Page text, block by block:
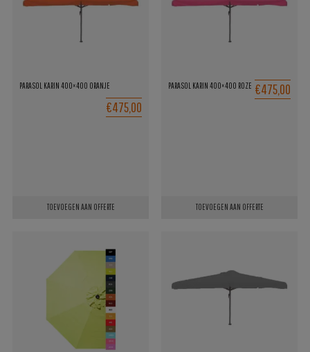
PARASOL KARIN 400×400 ORANJE
€475,00
TOEVOEGEN AAN OFFERTE
PARASOL KARIN 400×400 ROZE €475,00
TOEVOEGEN AAN OFFERTE